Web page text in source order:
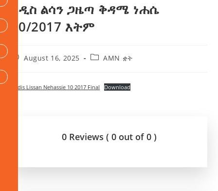
አዲስ ልሳን ጋዜጣ ቅዳሜ ነሐሴ
10/2017 እትም
August 16, 2025 AMN ቋት
Addis Lissan Nehassie 10 2017 Final Download
0 Reviews ( 0 out of 0 )